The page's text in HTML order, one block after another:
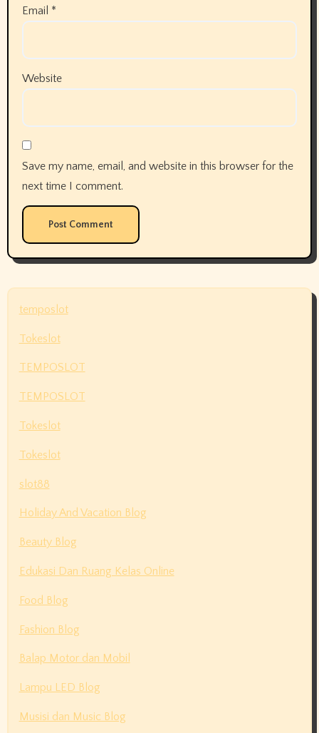
Email *
Website
Save my name, email, and website in this browser for the
next time I comment.
temposlot
Tokeslot
TEMPOSLOT
TEMPOSLOT
Tokeslot
Tokeslot
slot88
Holiday And Vacation Blog
Beauty Blog
Edukasi Dan Ruang Kelas Online
Food Blog
Fashion Blog
Balap Motor dan Mobil
Lampu LED Blog
Musisi dan Music Blog